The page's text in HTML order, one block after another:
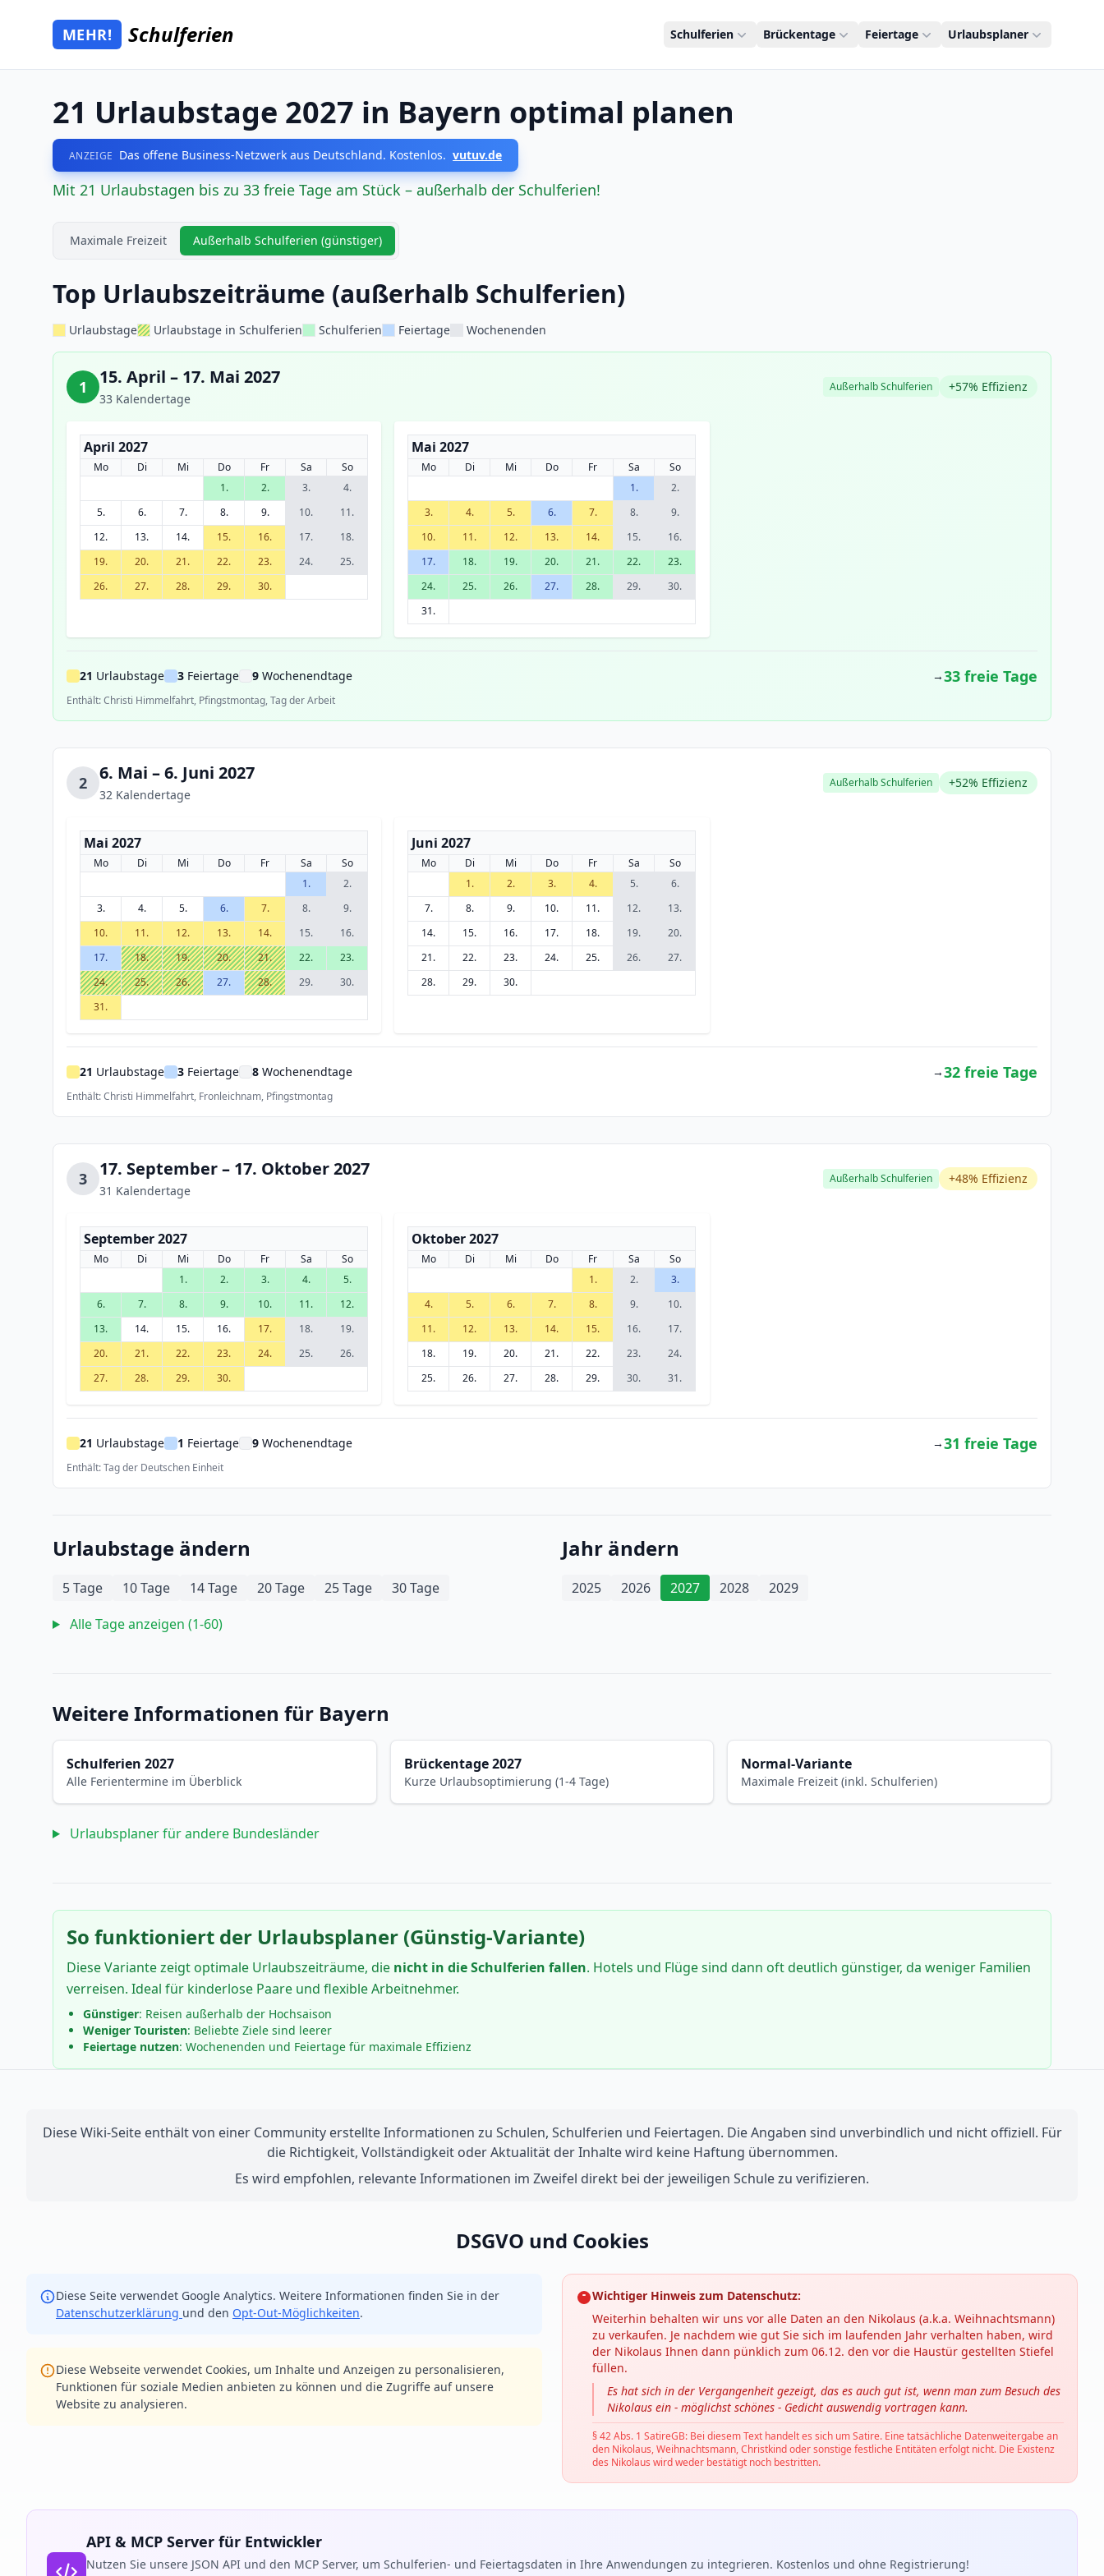
Zum Hauptinhalt springen
Mehr Schulferien
MEHR! Schulferien Schulferien Brückentage Feiertage Urlaubsplaner
21 Urlaubstage 2027 in Bayern optimal planen
ANZEIGE Das offene Business-Netzwerk aus Deutschland. Kostenlos. vutuv.de
Mit 21 Urlaubstagen bis zu 33 freie Tage am Stück – außerhalb der Schulferien!
Maximale Freizeit Außerhalb Schulferien (günstiger)
Top Urlaubszeiträume (außerhalb Schulferien)
Urlaubstage Urlaubstage in Schulferien Schulferien Feiertage Wochenenden
1 15. April – 17. Mai 2027
33 Kalendertage
Außerhalb Schulferien +57% Effizienz
April 2027
Mo Di Mi Do Fr Sa
So
1.
2. 3.
4.
5.
6. 7. 8. 9. 10.
11.
12.
13. 14. 15. 16. 17.
18.
19.
20. 21. 22. 23. 24.
25.
26.
27. 28. 29. 30.
Mai 2027
Mo Di Mi Do Fr Sa
So
1.
2.
3.
4. 5. 6. 7. 8.
9.
10.
11. 12. 13. 14. 15.
16.
17.
18. 19. 20. 21. 22.
23.
24.
25. 26. 27. 28. 29.
30.
31.
21 Urlaubstage 3 Feiertage 9 Wochenendtage →33 freie Tage
Enthält: Christi Himmelfahrt, Pfingstmontag, Tag der Arbeit
2 6. Mai – 6. Juni 2027
32 Kalendertage
Außerhalb Schulferien +52% Effizienz
Mai 2027
Mo Di Mi Do Fr Sa
So
1.
2.
3.
4. 5. 6. 7. 8.
9.
10.
11. 12. 13. 14. 15.
16.
17.
18. 19. 20. 21. 22.
23.
24.
25. 26. 27. 28. 29.
30.
31.
Juni 2027
Mo Di Mi Do Fr Sa
So
1.
2. 3. 4. 5.
6.
7.
8. 9. 10. 11. 12.
13.
14.
15. 16. 17. 18. 19.
20.
21.
22. 23. 24. 25. 26.
27.
28.
29. 30.
21 Urlaubstage 3 Feiertage 8 Wochenendtage →32 freie Tage
Enthält: Christi Himmelfahrt, Fronleichnam, Pfingstmontag
3 17. September – 17. Oktober 2027
31 Kalendertage
Außerhalb Schulferien +48% Effizienz
September 2027
Mo Di Mi Do Fr Sa
So
1.
2. 3. 4.
5.
6.
7. 8. 9. 10. 11.
12.
13.
14. 15. 16. 17. 18.
19.
20.
21. 22. 23. 24. 25.
26.
27.
28. 29. 30.
Oktober 2027
Mo Di Mi Do Fr Sa
So
1.
2.
3.
4.
5. 6. 7. 8. 9.
10.
11.
12. 13. 14. 15. 16.
17.
18.
19. 20. 21. 22. 23.
24.
25.
26. 27. 28. 29. 30. 31.
21 Urlaubstage 1 Feiertage 9 Wochenendtage →31 freie Tage
Enthält: Tag der Deutschen Einheit
Urlaubstage ändern
5 Tage 10 Tage 14 Tage 20 Tage 25 Tage
30 Tage
Alle Tage anzeigen (1-60)
Jahr ändern
2025 2026 2027 2028 2029
Weitere Informationen für Bayern
Schulferien 2027
Alle Ferientermine im Überblick
Brückentage 2027
Kurze Urlaubsoptimierung (1-4 Tage)
Normal-Variante
Maximale Freizeit (inkl. Schulferien)
Urlaubsplaner für andere Bundesländer
So funktioniert der Urlaubsplaner (Günstig-Variante)
Diese Variante zeigt optimale Urlaubszeiträume, die nicht in die Schulferien fallen. Hotels und Flüge sind dann oft deutlich günstiger, da weniger Familien
verreisen. Ideal für kinderlose Paare und flexible Arbeitnehmer.
Günstiger: Reisen außerhalb der Hochsaison
Weniger Touristen: Beliebte Ziele sind leerer
Feiertage nutzen: Wochenenden und Feiertage für maximale Effizienz
Diese Wiki-Seite enthält von einer Community erstellte Informationen zu Schulen, Schulferien und Feiertagen. Die Angaben sind unverbindlich und nicht offiziell. Für
die Richtigkeit, Vollständigkeit oder Aktualität der Inhalte wird keine Haftung übernommen.
Es wird empfohlen, relevante Informationen im Zweifel direkt bei der jeweiligen Schule zu verifizieren.
DSGVO und Cookies
Diese Seite verwendet Google Analytics. Weitere Informationen finden Sie in der
Datenschutzerklärung und den Opt-Out-Möglichkeiten.
Diese Webseite verwendet Cookies, um Inhalte und Anzeigen zu personalisieren,
Funktionen für soziale Medien anbieten zu können und die Zugriffe auf unsere
Website zu analysieren.
Wichtiger Hinweis zum Datenschutz:
Weiterhin behalten wir uns vor alle Daten an den Nikolaus (a.k.a. Weihnachtsmann)
zu verkaufen. Je nachdem wie gut Sie sich im laufenden Jahr verhalten haben, wird
der Nikolaus Ihnen dann pünklich zum 06.12. den vor die Haustür gestellten Stiefel
füllen.
Es hat sich in der Vergangenheit gezeigt, das es auch gut ist, wenn man zum Besuch des
Nikolaus ein - möglichst schönes - Gedicht auswendig vortragen kann.
§ 42 Abs. 1 SatireGB: Bei diesem Text handelt es sich um Satire. Eine tatsächliche Datenweitergabe an
den Nikolaus, Weihnachtsmann, Christkind oder sonstige festliche Entitäten erfolgt nicht. Die Existenz
des Nikolaus wird weder bestätigt noch bestritten.
API & MCP Server für Entwickler
Nutzen Sie unsere JSON API und den MCP Server, um Schulferien- und Feiertagsdaten in Ihre Anwendungen zu integrieren. Kostenlos und ohne Registrierung!